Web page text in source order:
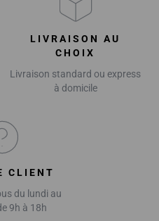
LIVRAISON AU
CHOIX
Livraison standard ou express
à domicile
CLIENT
du lundi au
9h à 18h